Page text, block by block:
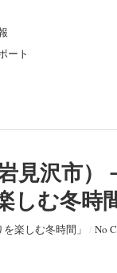
ート
見沢市
しむ冬時
楽しむ冬時間」 / No